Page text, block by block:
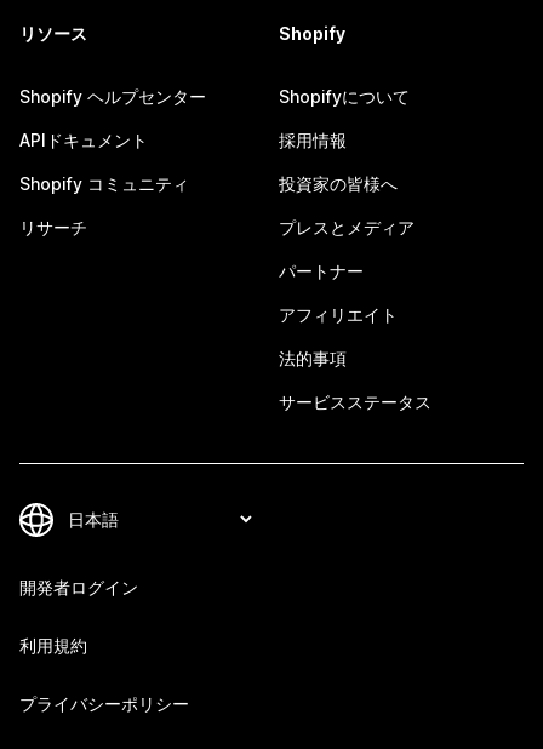
リソース
Shopify ヘルプセンター
APIドキュメント
Shopify コミュニティ
リサーチ
Shopify
Shopifyについて
採用情報
投資家の皆様へ
プレスとメディア
パートナー
アフィリエイト
法的事項
サービスステータス
開発者ログイン
利用規約
プライバシーポリシー